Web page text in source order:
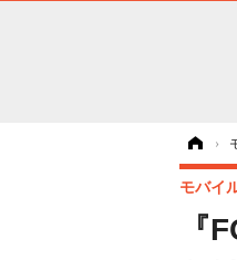
›
『
モバイ